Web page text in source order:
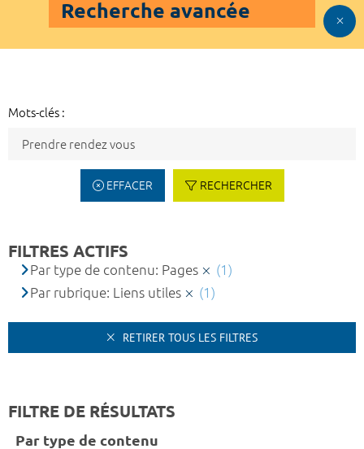
Recherche avancée
Mots-clés :
EFFACER RECHERCHER
FILTRES ACTIFS
Par type de contenu: Pages
(1)
Par rubrique: Liens utiles
(1)
RETIRER TOUS LES FILTRES
FILTRE DE RÉSULTATS
Par type de contenu